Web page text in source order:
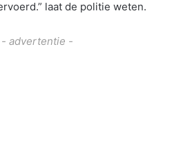
laat de politie weten.
- advertentie -